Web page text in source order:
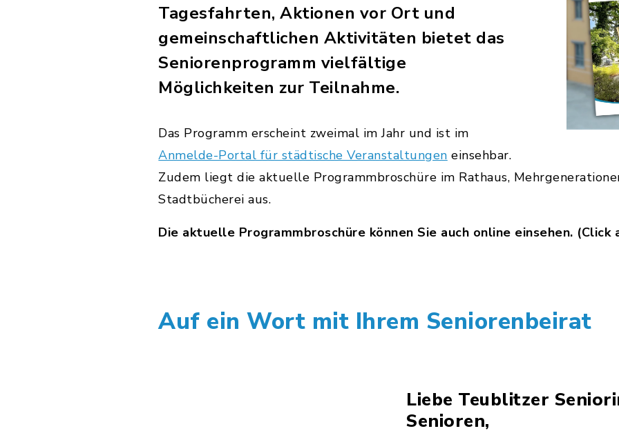
Tagesfahrten, Aktionen vor Ort und
gemeinschaftlichen Aktivitäten bietet das
Seniorenprogramm vielfältige
Möglichkeiten zur Teilnahme.
Das Programm erscheint zweimal im Jahr und ist im
Anmelde-Portal für städtische Veranstaltungen einsehbar.
Zudem liegt die aktuelle Programmbroschüre im Rathaus,
Stadtbücherei aus.
Die aktuelle Programmbroschüre können Sie auch online einsehen. (Click
Auf ein Wort mit Ihrem Seniorenbeirat
Liebe Teublitzer
Senioren,